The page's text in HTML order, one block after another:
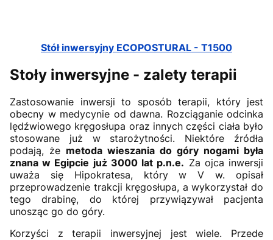
Stół inwersyjny ECOPOSTURAL - T1500
Stoły inwersyjne - zalety terapii
Zastosowanie inwersji to sposób terapii, który jest
obecny w medycynie od dawna. Rozciąganie odcinka
lędźwiowego kręgosłupa oraz innych części ciała było
stosowane już w starożytności. Niektóre źródła
podają, że metoda wieszania do góry nogami była
znana w Egipcie już 3000 lat p.n.e. Za ojca inwersji
uważa się Hipokratesa, który w V w. opisał
przeprowadzenie trakcji kręgosłupa, a wykorzystał do
tego drabinę, do której przywiązywał pacjenta
unosząc go do góry.
Korzyści z terapii inwersyjnej jest wiele. Przede